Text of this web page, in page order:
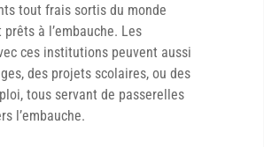
tout frais sortis du monde
à l’embauche. Les
ces institutions peuvent aussi
des projets scolaires, ou des
tous servant de passerelles
l’embauche.